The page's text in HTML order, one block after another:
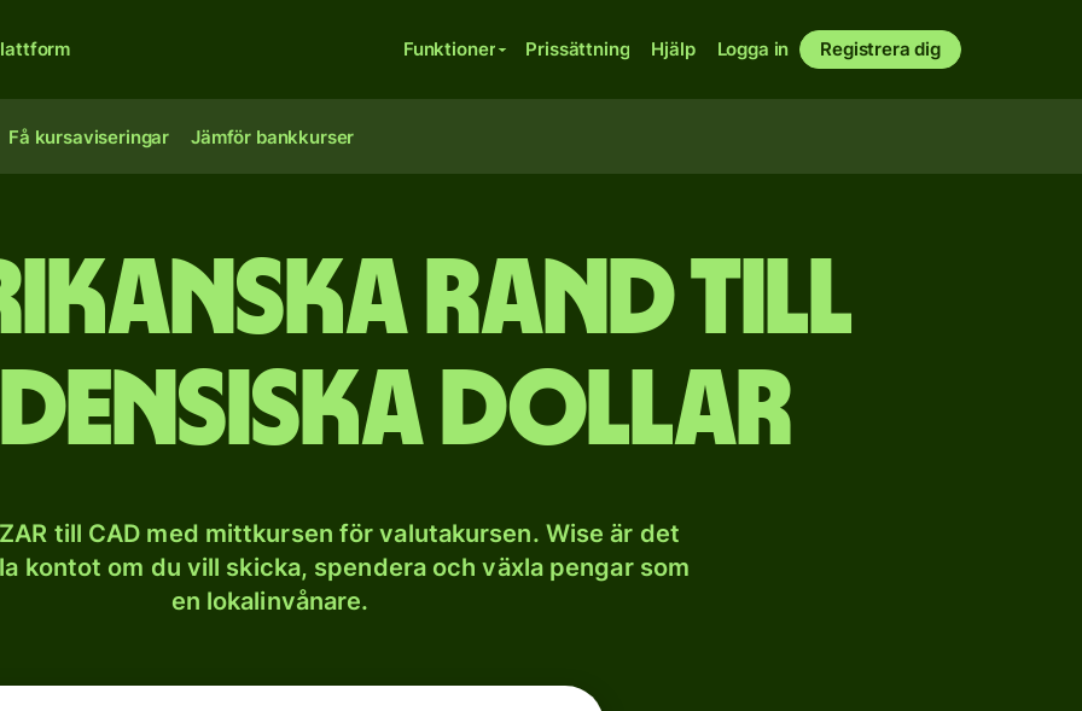
Funktioner Prissättning Hjälp Logga in Registrera dig
Få kursaviseringar Jämför bankkurser
rand till
dollar
till CAD med mittkursen för valutakursen. Wise är det
kontot om du vill skicka, spendera och växla pengar som
en lokalinvånare.